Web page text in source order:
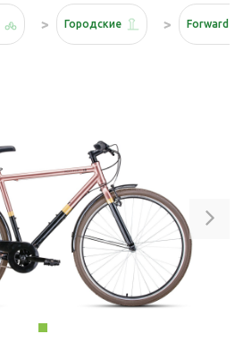
Городские Forward